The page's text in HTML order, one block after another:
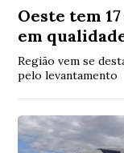
Oeste tem
em
Região vem se
pelo levantamento